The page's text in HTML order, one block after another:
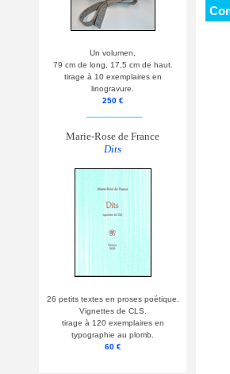
Un volumen,
79 cm de long, 17,5 cm de haut.
tirage à 10 exemplaires en
linogravure.
250 €
Marie-Rose de France
Dits
26 petits textes en proses poétique.
Vignettes de CLS.
tirage à 120 exemplaires en
typographie au plomb.
60 €